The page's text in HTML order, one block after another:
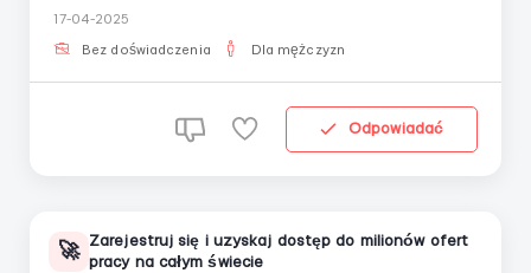
Odpowiadanie na pytania i proponowanie tematów do
rozmowy.Warunki pracy:• Praca zdalna z el...
17-04-2025
Bez doświadczenia Dla mężczyzn
Odpowiadać
🚀
Zarejestruj się i uzyskaj dostęp do milionów ofert
pracy na całym świecie